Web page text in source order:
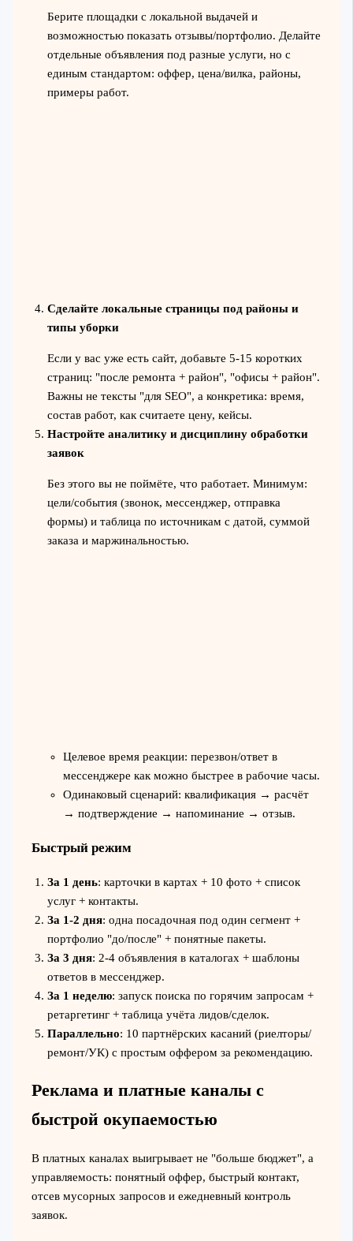
Берите площадки с локальной выдачей и
возможностью показать отзывы/портфолио. Делайте
отдельные объявления под разные услуги, но с
единым стандартом: оффер, цена/вилка, районы,
примеры работ.
Сделайте локальные страницы под районы и
типы уборки
Если у вас уже есть сайт, добавьте 5-15 коротких
страниц: "после ремонта + район", "офисы + район".
Важны не тексты "для SEO", а конкретика: время,
состав работ, как считаете цену, кейсы.
Настройте аналитику и дисциплину обработки
заявок
Без этого вы не поймёте, что работает. Минимум:
цели/события (звонок, мессенджер, отправка
формы) и таблица по источникам с датой, суммой
заказа и маржинальностью.
Целевое время реакции: перезвон/ответ в
мессенджере как можно быстрее в рабочие часы.
Одинаковый сценарий: квалификация → расчёт
→ подтверждение → напоминание → отзыв.
Быстрый режим
За 1 день: карточки в картах + 10 фото + список
услуг + контакты.
За 1-2 дня: одна посадочная под один сегмент +
портфолио "до/после" + понятные пакеты.
За 3 дня: 2-4 объявления в каталогах + шаблоны
ответов в мессенджер.
За 1 неделю: запуск поиска по горячим запросам +
ретаргетинг + таблица учёта лидов/сделок.
Параллельно: 10 партнёрских касаний (риелторы/
ремонт/УК) с простым оффером за рекомендацию.
Реклама и платные каналы с
быстрой окупаемостью
В платных каналах выигрывает не "больше бюджет", а
управляемость: понятный оффер, быстрый контакт,
отсев мусорных запросов и ежедневный контроль
заявок.